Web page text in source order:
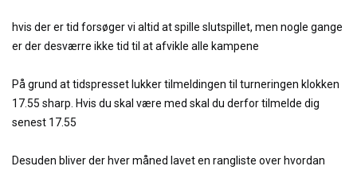
hvis der er tid forsøger vi altid at spille slutspillet, men nogle gange
er der desværre ikke tid til at afvikle alle kampene
På grund at tidspresset lukker tilmeldingen til turneringen klokken
17.55 sharp. Hvis du skal være med skal du derfor tilmelde dig
senest 17.55
Desuden bliver der hver måned lavet en rangliste over hvordan